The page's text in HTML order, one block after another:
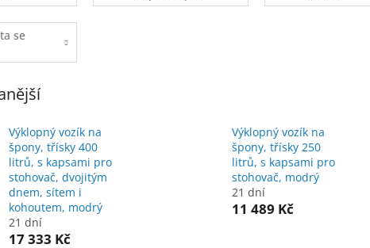
stohovač
kohoutem
se
i
Výklopný vozík na
špony, třísky 400
litrů, s kapsami pro
stohovač, dvojitým
dnem, sítem i
kohoutem, modrý
21 dní
17 333 Kč
Výklopný vozík na
špony, třísky 250
litrů, s kapsami pro
stohovač, modrý
21 dní
11 489 Kč